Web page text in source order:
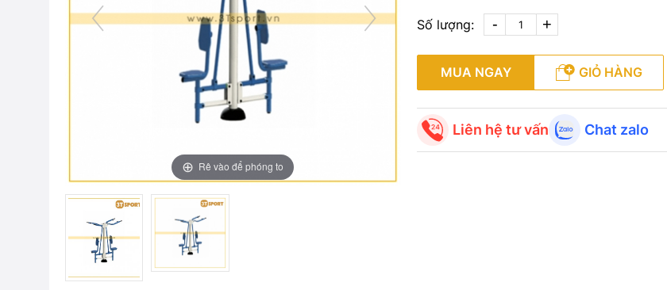
Rê vào để phóng to
Số lượng: - +
MUA NGAY GIỎ HÀNG
Liên hệ tư vấn Chat zalo